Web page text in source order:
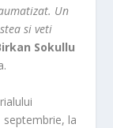
Un
si veti
Sokullu
septembrie, la